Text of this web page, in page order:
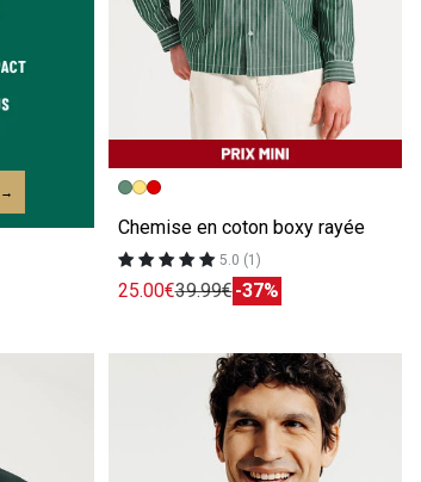
Image précédente
Image suivante
Chemise en coton boxy rayée
5.0 (1)
25.00€39.99€-37%